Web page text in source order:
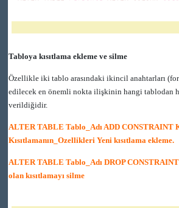
Tabloya kısıtlama ekleme ve silme
Özellikle iki tablo arasındaki ikincil anahtarları
edilecek en önemli nokta ilişkinin hangi tablodan
verildiğidir.
ALTER TABLE Tablo_Adı ADD CONSTRAINT
Kısıtlamanın_Ozellikleri Yeni kısıtlama ekleme.
ALTER TABLE Tablo_Adı DROP CONSTRAINT
olan kısıtlamayı silme